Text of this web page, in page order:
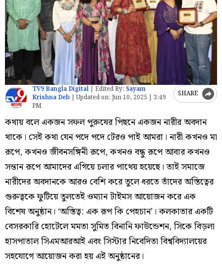
TV9 Bangla Digital | Edited By: Sayam
Krishna Deb |Updated on: Jun 10, 2025 | 3:49
PM
SHARE
কথায় বলে একজন সফল পুরুষের পিছনে একজন নারীর অবদান
থাকে। সেই কথা যেন পদে পদে টেরও পাই আমরা। নারী কখনও মা
রূপে, কখনও জীবনসঙ্গিনী রূপে, কখনও বন্ধু রূপে আবার কখনও
সন্তান রূপে আমাদের এগিয়ে চলার পাথেয় হয়েছে। তাই সমাজে
নারীদের অবদানকে আরও বেশি করে তুলে ধরতে তাঁদের অস্তিত্বের
গুরুত্বকে ফুটিয়ে তুলতেই ওম্যান টাইমস আয়োজন করে এক
বিশেষ অনুষ্ঠান। ‘অস্তিত্ব: এক রূপ কি পেহচান’। কলকাতার একটি
বেসরকারি হোটেলে মমতা সুমিত বিনানি ফাউন্ডেশন, সিকে বিড়লা
হাসপাতাল সিএমআরআই এবং সিস্টার নিবেদিতা বিশ্ববিদ্যালয়ের
সহযোগে আয়োজন করা হয় এই অনুষ্ঠানের।